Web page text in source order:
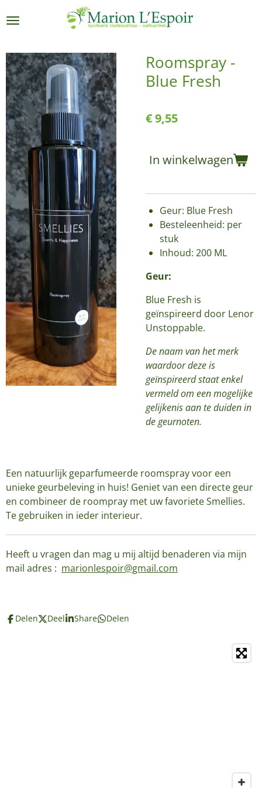
direct
de
hoofdinhoud
Roomspray -
Blue Fresh
€ 9,55
In winkelwagen
Geur: Blue Fresh
Besteleenheid: per
stuk
Inhoud: 200 ML
Geur:
Blue Fresh is
geïnspireerd door Lenor
Unstoppable.
De naam van het merk
waardoor deze is
geïnspireerd staat enkel
vermeld om een mogelijke
gelijkenis aan te duiden in
de geurnoten.
Een natuurlijk geparfumeerde roomspray voor een
unieke geurbeleving in huis! Geniet van een directe geur
en combineer de roompray met uw favoriete Smellies.
Te gebruiken in ieder interieur.
Heeft u vragen dan mag u mij altijd benaderen via mijn
mail adres : marionlespoir@gmail.com
Delen Deel Share Delen